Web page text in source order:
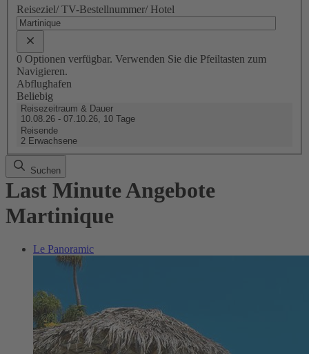
Reiseziel/ TV-Bestellnummer/ Hotel
0 Optionen verfügbar. Verwenden Sie die Pfeiltasten zum
Navigieren.
Abflughafen
Beliebig
Reisezeitraum & Dauer
10.08.26 - 07.10.26, 10 Tage
Reisende
2 Erwachsene
Suchen
Last Minute Angebote
Martinique
Le Panoramic